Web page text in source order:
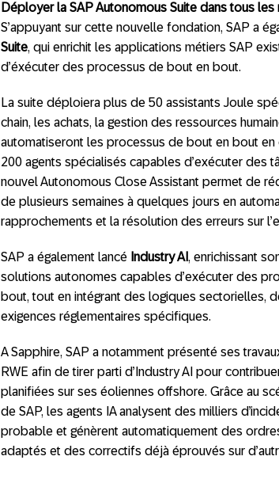
Déployer la SAP Autonomous Suite dans tous
S’appuyant sur cette nouvelle fondation, SAP a
Suite, qui enrichit les applications métiers SAP
d’éxécuter des processus de bout en bout.
La suite déploiera plus de 50 assistants Joule
chain, les achats, la gestion des ressources
automatiseront les processus de bout en bout
200 agents spécialisés capables d’exécuter des
nouvel Autonomous Close Assistant permet de
de plusieurs semaines à quelques jours en
rapprochements et la résolution des erreurs sur
SAP a également lancé Industry AI, enrichissant
solutions autonomes capables d’exécuter des
bout, tout en intégrant des logiques sectorielles,
exigences réglementaires spécifiques.
A Sapphire, SAP a notamment présenté ses
RWE afin de tirer parti d’Industry AI pour
planifiées sur ses éoliennes offshore. Grâce au
de SAP, les agents IA analysent des milliers
probable et génèrent automatiquement des
adaptés et des correctifs déjà éprouvés sur